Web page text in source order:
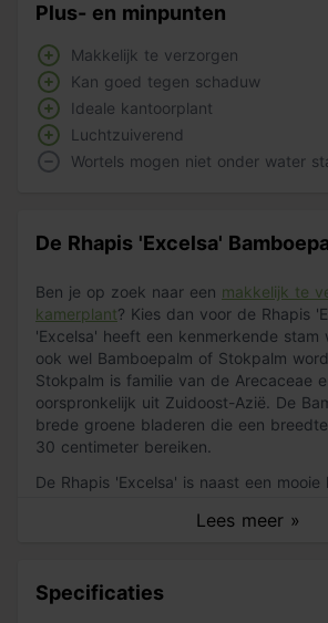
Plus- en minpunten
Makkelijk te verzorgen
Kan goed tegen schaduw
Ideale kantoorplant
Luchtzuiverend
Wortels mogen niet onder water
De Rhapis 'Excelsa'
Ben je op zoek naar een makkelijk te
kamerplant? Kies dan voor de Rhapis
'Excelsa' heeft een kenmerkende stam
ook wel Bamboepalm of Stokpalm
Stokpalm is familie van de Arecaceae
oorspronkelijk uit Zuidoost-Azië. De
brede groene bladeren die een
30 centimeter bereiken.
Lees meer »
De Rhapis 'Excelsa' is naast een
luchtzuiverend en haalt
Zo verzorg je de Rhapis
Specificaties